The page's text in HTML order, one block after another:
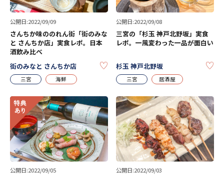
公開日:2022/09/09
さんちか味ののれん街「街のみな
と さんちか店」実食レポ。日本
酒飲み比べ
街のみなと さんちか店
KEEP
三宮 海鮮
公開日:2022/09/08
三宮の「杉玉 神戸北野坂」実食
レポ。一風変わった一品が面白い
杉玉 神戸北野坂
三宮 居酒屋
公開日:2022/09/05 公開日:2022/09/03